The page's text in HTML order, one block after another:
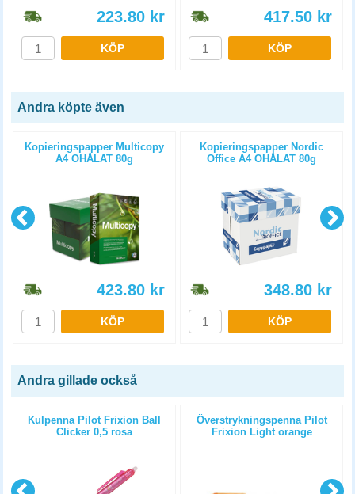
223.80 kr
KÖP
417.50 kr
KÖP
Andra köpte även
Kopieringspapper Multicopy
A4 OHÅLAT 80g
423.80 kr
KÖP
Kopieringspapper Nordic
Office A4 OHÅLAT 80g
348.80 kr
KÖP
Andra gillade också
Kulpenna Pilot Frixion Ball
Clicker 0,5 rosa
Överstrykningspenna Pilot
Frixion Light orange